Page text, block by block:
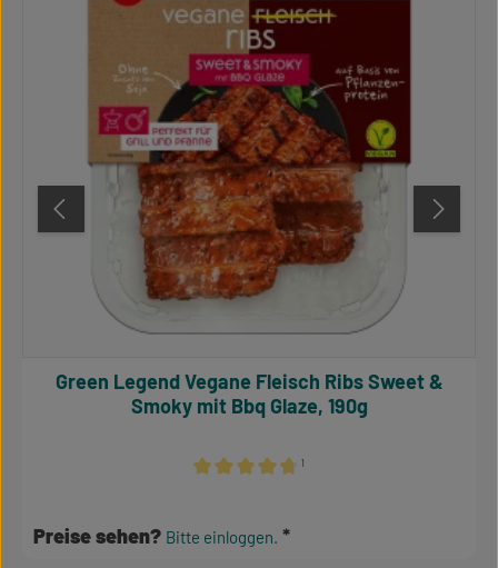
¹
Green Legend Vegane Fleisch Ribs Sweet &
Smoky mit Bbq Glaze, 190g
Preise sehen? Bitte einloggen.